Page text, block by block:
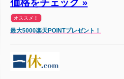
価格をチェック »
オススメ！
最大5000楽天POINTプレゼント！